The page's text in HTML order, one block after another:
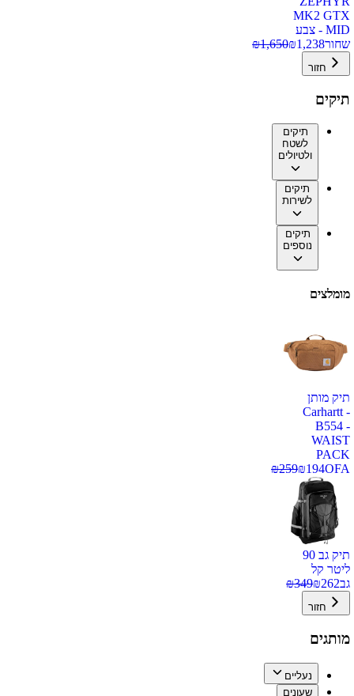
MK2 GTX
MID - צבע
שחור
₪1,238
₪1,650
חזור
תיקים
תיקים
לשטח
ולטיולים
תיקים
לשירות
תיקים
נוספים
מומלצים
תיק מותן
Carhartt -
B554 -
WAIST
PACK
OFA
₪194
₪259
תיק גב 90
ליטר קל
גב
₪262
₪349
חזור
מותגים
נעליים
שעונים